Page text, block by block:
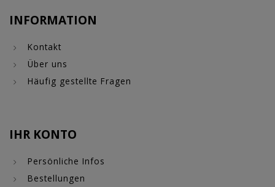
INFORMATION
Kontakt
Über uns
Häufig gestellte Fragen
IHR KONTO
Persönliche Infos
Bestellungen